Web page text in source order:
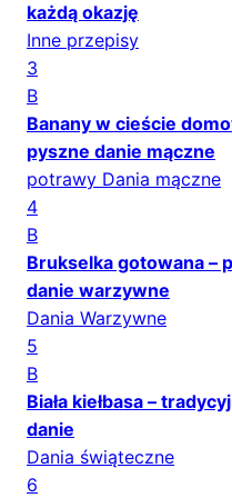
każdą okazję
Inne przepisy
3
B
Banany w cieście
pyszne danie mączne
potrawy Dania mączne
4
B
Brukselka gotowana –
danie warzywne
Dania Warzywne
5
B
Biała kiełbasa –
danie
Dania świąteczne
6